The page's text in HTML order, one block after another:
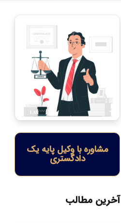
مشاوره با وکیل پایه یک
دادگستری
آخرین مطالب
ابطال مزایده شهرداری در